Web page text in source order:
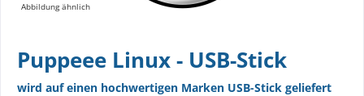
Abbildung ähnlich
Puppeee Linux - USB-Stick
wird auf einen hochwertigen Marken USB-Stick geliefert